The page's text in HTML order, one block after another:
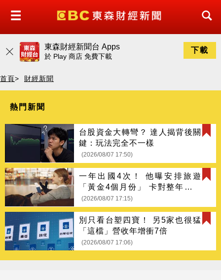
東森財經新聞台 Apps
於 Play 商店 免費下載
下載
首頁> 財經新聞
熱門新聞
台股資金大轉彎？ 達人揭背後關
鍵：玩法完全不一樣
(2026/08/07 17:50)
一年出國4次！ 他曝安排旅遊
「黃金4個月份」 卡對整年活在
期待中
(2026/08/07 17:15)
別只看台塑四寶！ 另5家也很猛
「這檔」營收年增衝7倍
(2026/08/07 17:06)